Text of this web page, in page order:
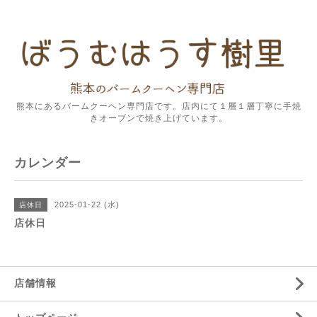
熊本にあるバームクーヘン専門店です。店内にて１層１層丁寧に手焼
きオーブンで焼き上げています。
カレンダー
店休日 2025-01-22 (水)
店休日
店舗情報